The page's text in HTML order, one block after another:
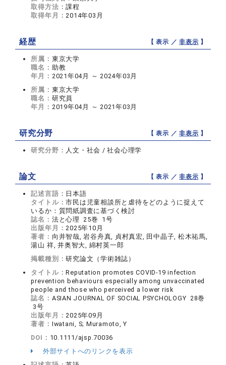
取得方法：課程
取得年月：2014年03月
経歴 【 表示 ／非表示 】
所属： 東京大学
職名： 助教
年月： 2021年04月 ～ 2024年03月
所属： 東京大学
職名： 研究員
年月： 2019年04月 ～ 2021年03月
研究分野 【 表示 ／非表示 】
研究分野： 人文・社会 / 社会心理学
論文 【 表示 ／非表示 】
記述言語： 日本語
タイトル：市民は児童相談所と虐待をどのように捉えて
いるか：質問紙調査に基づく検討
誌名： 法と心理 25巻 1号
出版年月：2025年10月
著者： 向井智哉, 岩谷舟真, 貞村真宏, 田中晶子, 松木祐馬,
湯山 祥, 井奥智大, 綿村英一郎
掲載種別：研究論文（学術雑誌）
タイトル：Reputation promotes COVID-19 infection
prevention behaviours especially among unvaccinated
people and those who perceived a lower risk
誌名： ASIAN JOURNAL OF SOCIAL PSYCHOLOGY 28巻
3号
出版年月：2025年09月
著者： Iwatani, S; Muramoto, Y
DOI： 10.1111/ajsp.70036
外部サイトへのリンクを表示